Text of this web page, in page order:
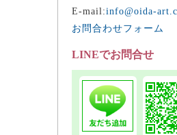
E-mail:info@oida-
お問合わせフォーム
LINEでお問合せ